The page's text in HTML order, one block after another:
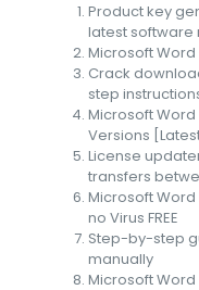
Product key
latest software
Microsoft
Crack
step
Microsoft Word
Versions
License
transfers
Microsoft
no Virus FREE
Step-by-step
manually
Microsoft